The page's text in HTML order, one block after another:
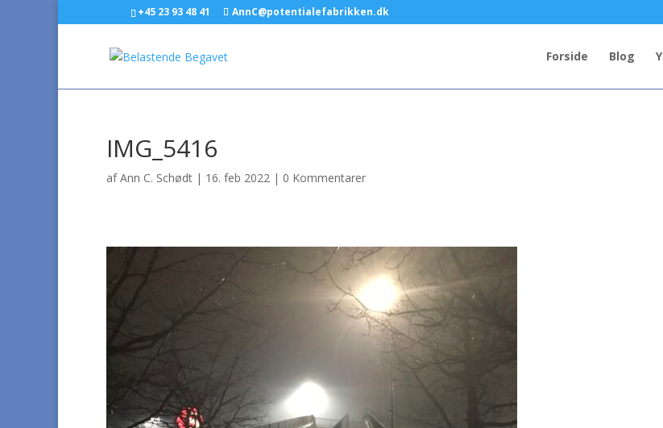
+45 23 93 48 41 AnnC@potentialefabrikken.dk
Forside Blog
IMG_5416
afAnn C. Schødt | 16. feb 2022 | 0 Kommentarer